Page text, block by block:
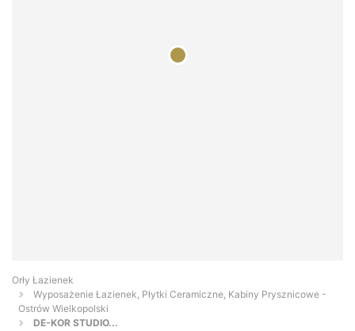
Orły Łazienek
Wyposażenie Łazienek, Płytki Ceramiczne, Kabiny Prysznicowe -
Ostrów Wielkopolski
DE-KOR STUDIO...